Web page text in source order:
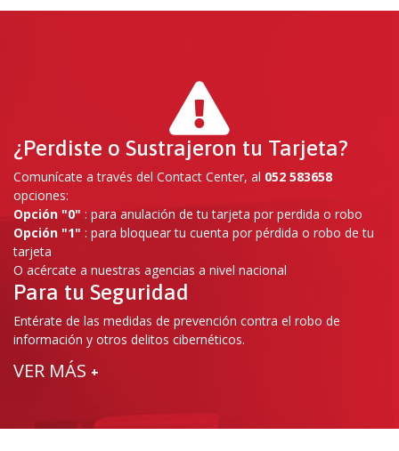
¿Perdiste o Sustrajeron tu Tarjeta?
Comunícate a través del Contact Center, al 052 583658
opciones:
Opción "0" : para anulación de tu tarjeta por perdida o robo
Opción "1" : para bloquear tu cuenta por pérdida o robo de tu
tarjeta
O acércate a nuestras agencias a nivel nacional
Para tu Seguridad
Entérate de las medidas de prevención contra el robo de
información y otros delitos cibernéticos.
VER MÁS +